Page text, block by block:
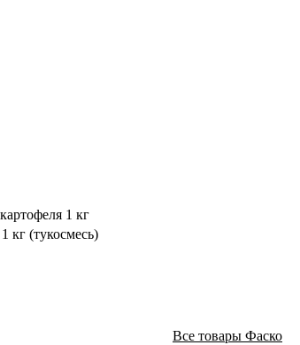
1 кг
кг (тукосмесь)
Все товары Фаско